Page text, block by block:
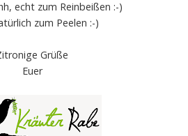
echt zum Reinbeißen :-)
zum Peelen :-)
Grüße
Euer